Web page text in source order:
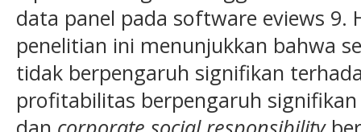
data panel pada software eviews 9.
penelitian ini menunjukkan bahwa
tidak berpengaruh signifikan
profitabilitas berpengaruh